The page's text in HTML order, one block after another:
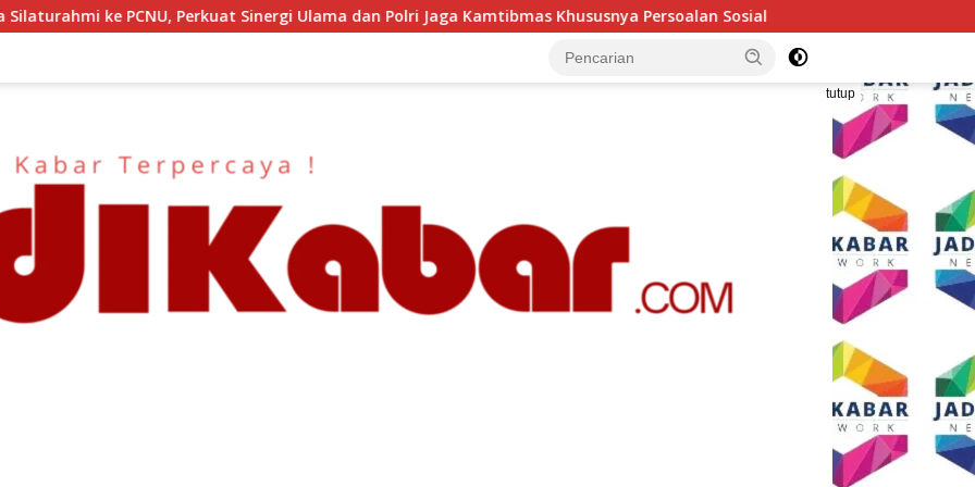
Ulama dan Polri Jaga Kamtibmas Khususnya Persoalan Sosial Polresta Malang Kota Gelar Makan Bersama
tutup